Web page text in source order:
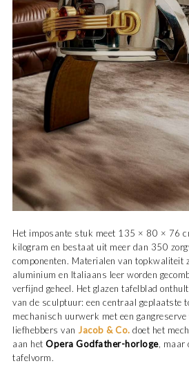
Het imposante stuk meet 135 × 80 × 76
kilogram en bestaat uit meer dan 350
componenten. Materialen van topkwaliteit
aluminium en Italiaans leer worden
verfijnd geheel. Het glazen tafelblad
van de sculptuur: een centraal geplaatste
mechanisch uurwerk met een gangreserve
liefhebbers van Jacob & Co. doet het
aan het Opera Godfather-horloge, maar
tafelvorm.